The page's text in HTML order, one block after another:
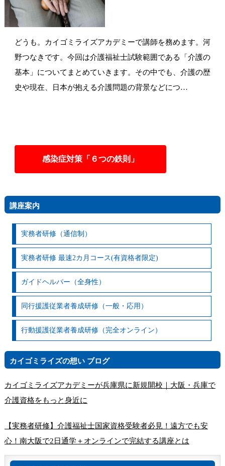
どうも。カイゴミライズアカデミーで講師を務めます。河
野つなきです。今回は介護福祉士試験範囲である「介護の
基本」についてまとめていきます。その中でも、介護の歴
史や現在、日本が抱える介護問題の背景などにつ…
感染症対策「６つの鉄則」
講座案内
実務者研修（通信制）
実務者研修 最速2カ月コース(有資格者限定)
ガイドヘルパー（全身性）
同行援護従業者養成研修（一般・応用）
行動援護従業者養成研修（完全オンライン）
カイゴミライズの想い ブログ
カイゴミライズアカデミーが兵庫県に新規開校｜大阪・兵庫で
介護資格をもっと身近に
【実務者研修】介護福祉士国家資格受験者必見！遠方でも安
心！南大阪で2日通学＋オンラインで完結する講座とは